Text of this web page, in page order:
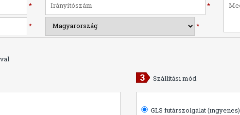
* *
*
*
Szállítási mód
GLS futárszolgálat (ingyenes)